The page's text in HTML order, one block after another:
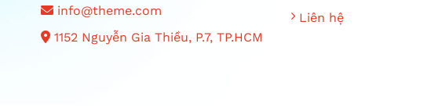
info@theme.com
1152 Nguyễn Gia Thiều, P.7, TP.HCM
Liên hệ